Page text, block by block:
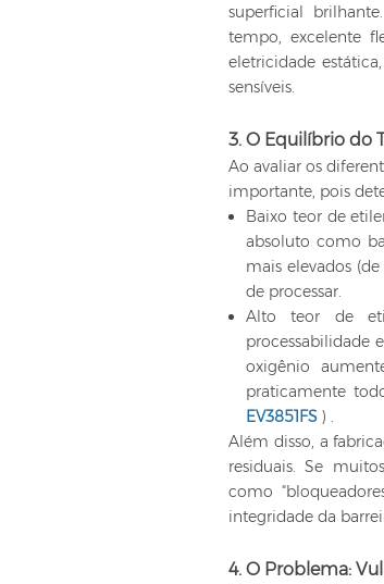
superficial
tempo, excelente
eletricidade
sensíveis.
3. O Equilíbrio do
Ao avaliar os
importante, pois
Baixo teor de
absoluto como
mais elevados
de processar.
Alto teor de
processabilidade
oxigênio
praticamente
EV3851FS ) .
Além disso, a
residuais. Se
como
integridade da
4. O Problema: